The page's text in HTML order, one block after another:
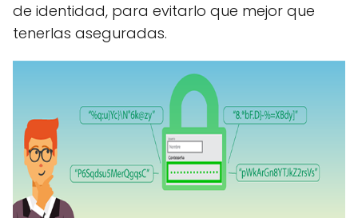
de identidad, para evitarlo que mejor que
tenerlas aseguradas.